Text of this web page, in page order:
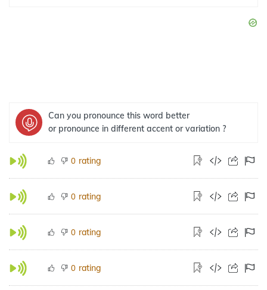
Can you pronounce this word better
or pronounce in different accent or variation ?
0 rating
0 rating
0 rating
0 rating